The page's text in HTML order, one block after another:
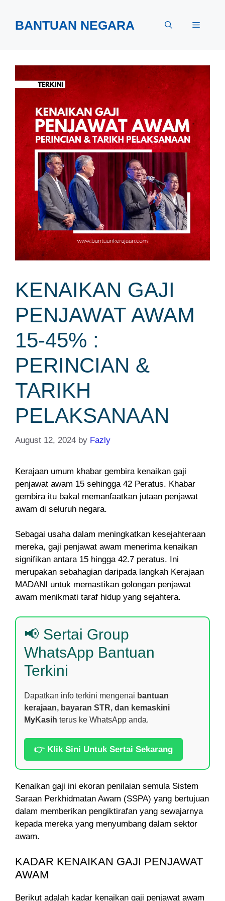
contentBANTUAN NEGARA Menu
KENAIKAN GAJI
PENJAWAT AWAM
15-45% :
PERINCIAN &
TARIKH
PELAKSANAAN
August 12, 2024 by Fazly
Kerajaan umum khabar gembira kenaikan gaji
penjawat awam 15 sehingga 42 Peratus. Khabar
gembira itu bakal memanfaatkan jutaan penjawat
awam di seluruh negara.
Sebagai usaha dalam meningkatkan kesejahteraan
mereka, gaji penjawat awam menerima kenaikan
signifikan antara 15 hingga 42.7 peratus. Ini
merupakan sebahagian daripada langkah Kerajaan
MADANI untuk memastikan golongan penjawat
awam menikmati taraf hidup yang sejahtera.
📢 Sertai Group
WhatsApp Bantuan
Terkini
Dapatkan info terkini mengenai bantuan
kerajaan, bayaran STR, dan kemaskini
MyKasih terus ke WhatsApp anda.
👉 Klik Sini Untuk Sertai Sekarang
Kenaikan gaji ini ekoran penilaian semula Sistem
Saraan Perkhidmatan Awam (SSPA) yang bertujuan
dalam memberikan pengiktirafan yang sewajarnya
kepada mereka yang menyumbang dalam sektor
awam.
KADAR KENAIKAN GAJI PENJAWAT
AWAM
Berikut adalah kadar kenaikan gaji penjawat awam